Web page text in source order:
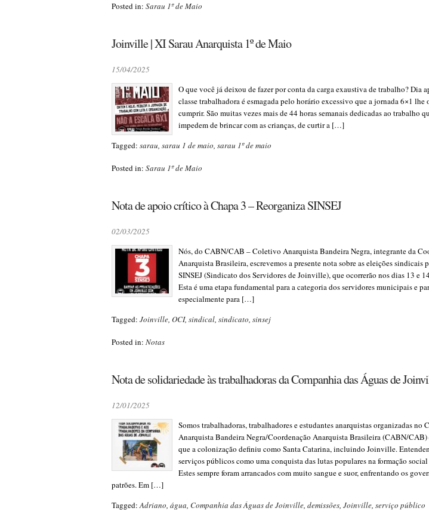
Posted in: Sarau 1º de Maio
Joinville | XI Sarau Anarquista 1º de Maio
15/04/2025
O que você já deixou de fazer por conta da carga exaustiva de trabalho? Dia
classe trabalhadora é esmagada pelo horário excessivo que a jornada 6×1 lhe
cumprir. São muitas vezes mais de 44 horas semanais dedicadas ao trabalho
impedem de brincar com as crianças, de curtir a […]
Tagged: sarau, sarau 1 de maio, sarau 1º de maio
Posted in: Sarau 1º de Maio
Nota de apoio crítico à Chapa 3 – Reorganiza SINSEJ
02/03/2025
Nós, do CABN/CAB – Coletivo Anarquista Bandeira Negra, integrante da
Anarquista Brasileira, escrevemos a presente nota sobre as eleições sindicais
SINSEJ (Sindicato dos Servidores de Joinville), que ocorrerão nos dias 13 e
Esta é uma etapa fundamental para a categoria dos servidores municipais e
especialmente para […]
Tagged: Joinville, OCI, sindical, sindicato, sinsej
Posted in: Notas
Nota de solidariedade às trabalhadoras da Companhia das Águas de
12/01/2025
Somos trabalhadoras, trabalhadores e estudantes anarquistas organizadas no
Anarquista Bandeira Negra/Coordenação Anarquista Brasileira (CABN/CAB)
que a colonização definiu como Santa Catarina, incluindo Joinville.
serviços públicos como uma conquista das lutas populares na formação
Estes sempre foram arrancados com muito sangue e suor, enfrentando os
patrões. Em […]
Tagged:Adriano, água, Companhia das Águas de Joinville, demissões, Joinville, serviço público